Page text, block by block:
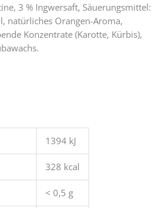
3 % Ingwersaft, Säuerungsmittel:
natürliches Orangen-Aroma,
Konzentrate (Karotte, Kürbis),
1394 kJ
328 kcal
< 0,5 g